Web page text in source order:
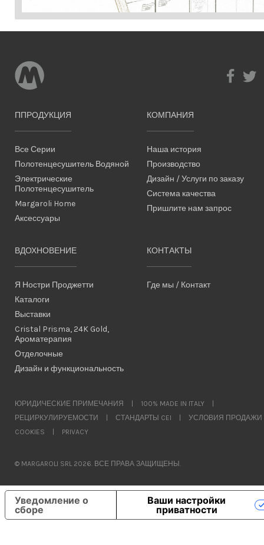
ППРОДУКЦИЯ
Все Серии
Полотенцесушитель Водяной
Электрические
Полотенцесушитель
Margaroli Home
Аксессуары
КОМПАНИЯ
Наша история
Производство
Дизайн / Услуги по заказу
Система качества
Пришлите нам запрос
ВДОХНОВЕНИЕ
Я Ностри Проджетти
Каталоги
Выставки
Cristal Prisma, 24K Gold,
Ароматерапия
Отделочные
Дизайн и функциональность
КОНТАКТЫ
Где мы / Контакт
ЮРИДИЧЕСКИЕ ПРИМЕЧАНИЯ 100% MADE IN ITALY
РЕЦИРКУЛИРУЕМОСТИ
СТАНДАРТЫ CEI
УСЛОВИЯ ПРОДАЖИ
COOKIES
PRIVACY
© MARGAROLI SRL 2026. ВСЕ ПРАВА ЗАЩИЩЕНЫ.
Уведомление о
сборе
Ваши настройки
приватности